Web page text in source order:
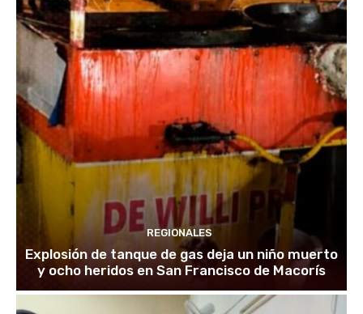
REGIONALES
Explosión de tanque de gas deja un niño muerto
y ocho heridos en San Francisco de Macorís